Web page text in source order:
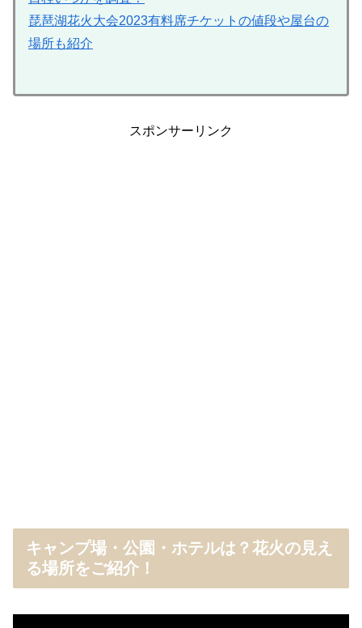
琵琶湖花火大会2023有料席チケットの値段や屋台の
場所も紹介
スポンサーリンク
キャンプ場・公園・ホテルは？花火の見え
る場所をご紹介！